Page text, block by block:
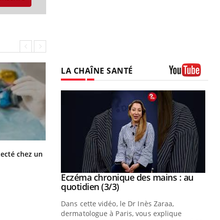
chez un Mortalité infantile : un rapport
s’interroge sur son taux élevé en
France
LA CHAÎNE SANTÉ
Youtube
Eczéma chronique des mains : au
quotidien (3/3)Youtube
Dans cette vidéo, le Dr Inès Zaraa,
dermatologue à Paris, vous explique